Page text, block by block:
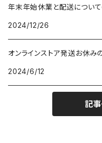
年末年始休業と配送につい
2024/12/26
オンラインストア発送お休み
2024/6/12
記